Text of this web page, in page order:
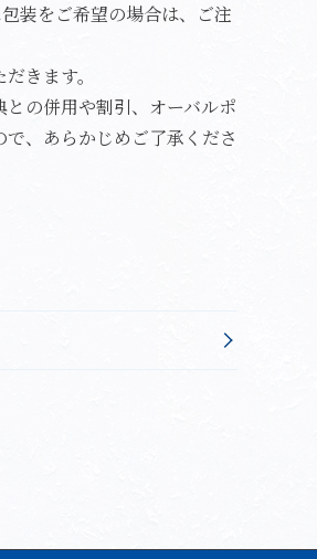
装をご希望の場合は、ご注
きます。
の併用や割引、オーバルポ
、あらかじめご了承くださ